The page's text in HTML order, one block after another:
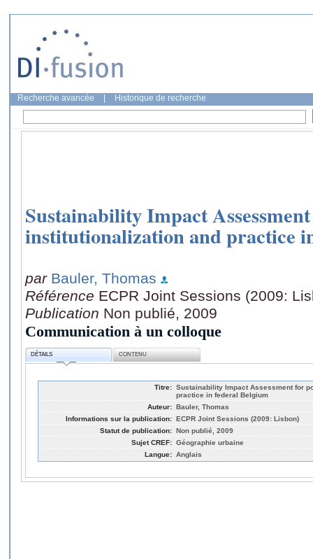
Recherche avancée Historique de recherche
Sustainability Impact
institutionalization and practice
par Bauler, Thomas
Référence ECPR Joint Sessions (2009:
Publication Non publié, 2009
Communication à un colloque
DÉTAILS CONTENU
Titre: Sustainability Impact Assessment for
practice in federal Belgium
Auteur: Bauler, Thomas
Informations sur la publication: ECPR Joint Sessions (2009: Lisbon)
Statut de publication: Non publié, 2009
Sujet CREF: Géographie urbaine
Langue: Anglais